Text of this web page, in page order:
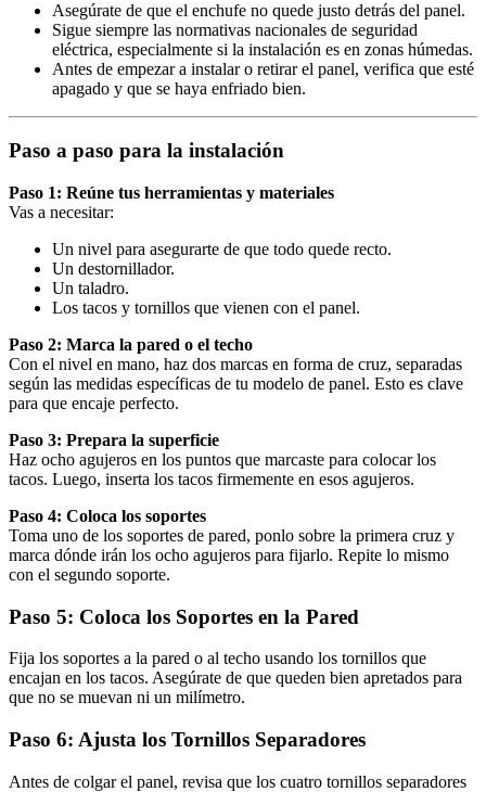
Asegúrate de que el enchufe no quede justo detrás del panel.
Sigue siempre las normativas nacionales de seguridad
eléctrica, especialmente si la instalación es en zonas húmedas.
Antes de empezar a instalar o retirar el panel, verifica que esté
apagado y que se haya enfriado bien.
Paso a paso para la instalación
Paso 1: Reúne tus herramientas y materiales
Vas a necesitar:
Un nivel para asegurarte de que todo quede recto.
Un destornillador.
Un taladro.
Los tacos y tornillos que vienen con el panel.
Paso 2: Marca la pared o el techo
Con el nivel en mano, haz dos marcas en forma de cruz, separadas
según las medidas específicas de tu modelo de panel. Esto es clave
para que encaje perfecto.
Paso 3: Prepara la superficie
Haz ocho agujeros en los puntos que marcaste para colocar los
tacos. Luego, inserta los tacos firmemente en esos agujeros.
Paso 4: Coloca los soportes
Toma uno de los soportes de pared, ponlo sobre la primera cruz y
marca dónde irán los ocho agujeros para fijarlo. Repite lo mismo
con el segundo soporte.
Paso 5: Coloca los Soportes en la Pared
Fija los soportes a la pared o al techo usando los tornillos que
encajan en los tacos. Asegúrate de que queden bien apretados para
que no se muevan ni un milímetro.
Paso 6: Ajusta los Tornillos Separadores
Antes de colgar el panel, revisa que los cuatro tornillos separadores